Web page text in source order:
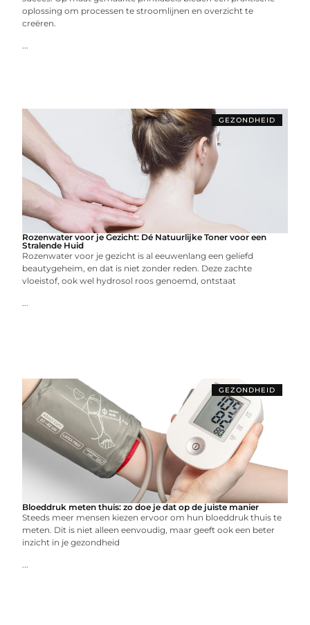
oplossing om processen te stroomlijnen en overzicht te
creëren.
...
GEZONDHEID
Rozenwater voor je Gezicht: Dé Natuurlijke Toner voor een
Stralende Huid
Rozenwater voor je gezicht is al eeuwenlang een geliefd
beautygeheim, en dat is niet zonder reden. Deze zachte
vloeistof, ook wel hydrosol roos genoemd, ontstaat
...
GEZONDHEID
Bloeddruk meten thuis: zo doe je dat op de juiste manier
Steeds meer mensen kiezen ervoor om hun bloeddruk thuis te
meten. Dit is niet alleen eenvoudig, maar geeft ook een beter
inzicht in je gezondheid
...